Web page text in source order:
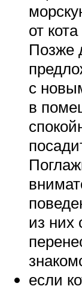
от
Позже
с
в
из них
если